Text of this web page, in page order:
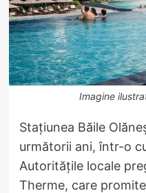
Imagine
Stațiunea Băile
următorii ani, într-o
Autoritățile locale
Therme, care